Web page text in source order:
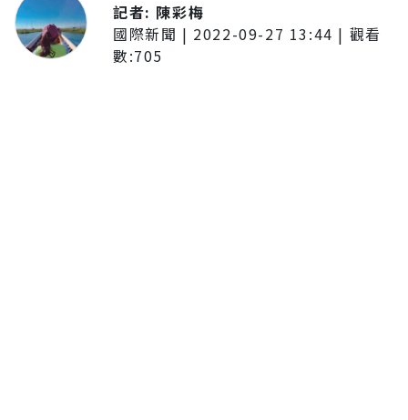
記者: 陳彩梅
國際新聞 | 2022-09-27 13:44 | 觀看
數:705